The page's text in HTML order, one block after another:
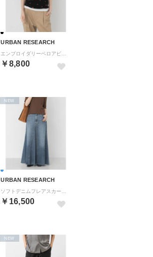
URBAN RESEARCH
￥8,800
URBAN RESEARCH
￥16,500
NEW
NEW